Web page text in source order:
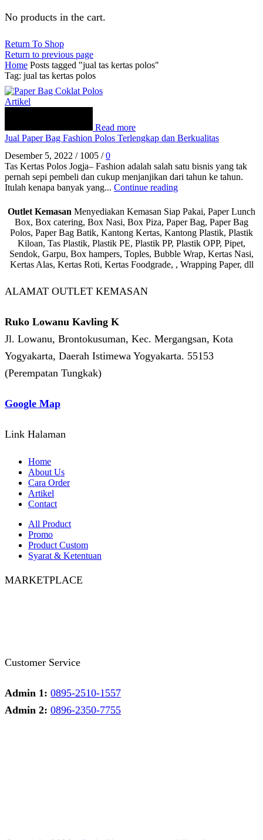
No products in the cart.
Return To Shop
Return to previous page
Home Posts tagged "jual tas kertas polos"
Tag: jual tas kertas polos
Artikel
Read more
Jual Paper Bag Fashion Polos Terlengkap dan Berkualitas
Desember 5, 2022 / 1005 / 0
Tas Kertas Polos Jogja– Fashion adalah salah satu bisnis yang tak
pernah sepi pembeli dan cukup menjanjikan dari tahun ke tahun.
Itulah kenapa banyak yang... Continue reading
Outlet Kemasan Menyediakan Kemasan Siap Pakai, Paper Lunch
Box, Box catering, Box Nasi, Box Piza, Paper Bag, Paper Bag
Polos, Paper Bag Batik, Kantong Kertas, Kantong Plastik, Plastik
Kiloan, Tas Plastik, Plastik PE, Plastik PP, Plastik OPP, Pipet,
Sendok, Garpu, Box hampers, Toples, Bubble Wrap, Kertas Nasi,
Kertas Alas, Kertas Roti, Kertas Foodgrade, , Wrapping Paper, dll
ALAMAT OUTLET KEMASAN
Ruko Lowanu Kavling K
Jl. Lowanu, Brontokusuman, Kec. Mergangsan, Kota
Yogyakarta, Daerah Istimewa Yogyakarta. 55153
(Perempatan Tungkak)
Google Map
Link Halaman
Home
About Us
Cara Order
Artikel
Contact
All Product
Promo
Product Custom
Syarat & Ketentuan
MARKETPLACE
Customer Service
Admin 1: 0895-2510-1557
Admin 2: 0896-2350-7755